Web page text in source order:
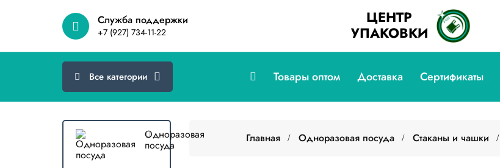
Cлужба поддержки
+7 (927) 734-11-22
ЦЕНТР
УПАКОВКИ
Все категории Товары оптом Доставка Сертификаты
Одноразовая
посуда
Главная Одноразовая посуда Стаканы и чашки